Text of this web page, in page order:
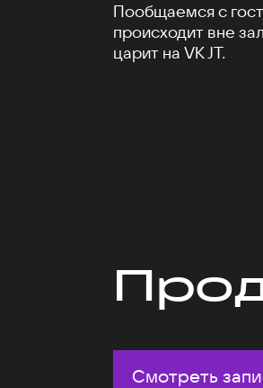
Пообщаемся с
происходит вне
царит на VK JT.
Смотреть